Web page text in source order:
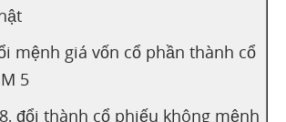
mệnh giá vốn cổ phần thành cổ
5
đổi thành cổ phiếu không mệnh